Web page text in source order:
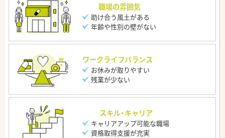
職場の雰囲気
助け合う風土がある
年齢や性別の壁がない
ワークライフバランス
お休みが取りやすい
残業が少ない
スキル・キャリア
キャリアアップ可能な職場
資格取得支援が充実